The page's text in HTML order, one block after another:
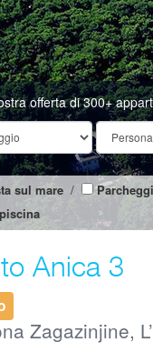
offerta di 300+
sul mare /
Anica 3
Zagazinjine,